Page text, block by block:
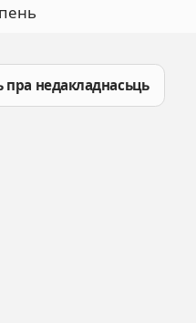
пра недакладнасьць